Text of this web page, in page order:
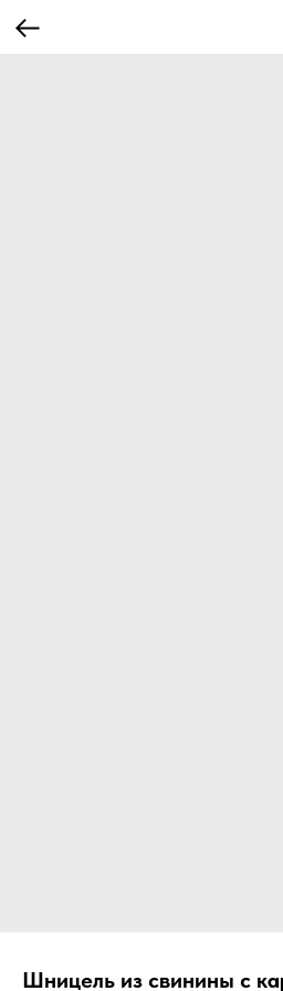
Шницель из свинины с